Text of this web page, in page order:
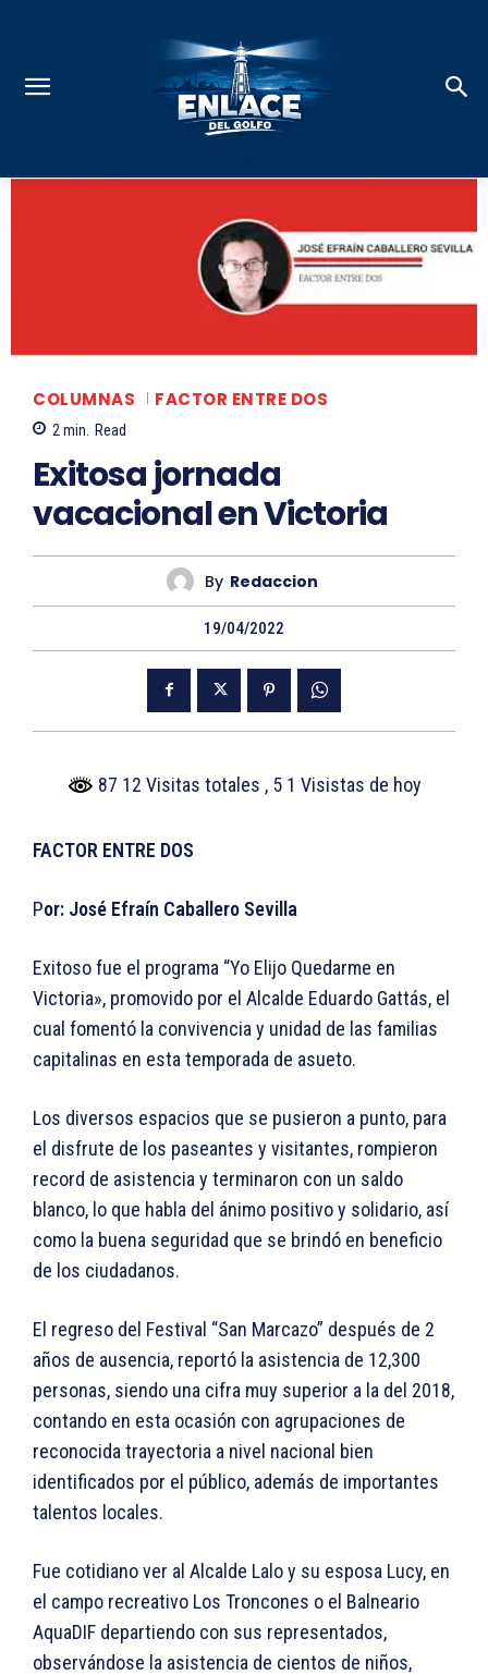
COLUMNAS FACTOR ENTRE DOS
2min. Read
Exitosa jornada
vacacional en Victoria
By Redaccion
19/04/2022
87 12 Visitas totales , 5 1 Visistas de hoy
FACTOR ENTRE DOS
Por: José Efraín Caballero Sevilla
Exitoso fue el programa “Yo Elijo Quedarme en
Victoria», promovido por el Alcalde Eduardo Gattás, el
cual fomentó la convivencia y unidad de las familias
capitalinas en esta temporada de asueto.
Los diversos espacios que se pusieron a punto, para
el disfrute de los paseantes y visitantes, rompieron
record de asistencia y terminaron con un saldo
blanco, lo que habla del ánimo positivo y solidario, así
como la buena seguridad que se brindó en beneficio
de los ciudadanos.
El regreso del Festival “San Marcazo” después de 2
años de ausencia, reportó la asistencia de 12,300
personas, siendo una cifra muy superior a la del 2018,
contando en esta ocasión con agrupaciones de
reconocida trayectoria a nivel nacional bien
identificados por el público, además de importantes
talentos locales.
Fue cotidiano ver al Alcalde Lalo y su esposa Lucy, en
el campo recreativo Los Troncones o el Balneario
AquaDIF departiendo con sus representados,
observándose la asistencia de cientos de niños,